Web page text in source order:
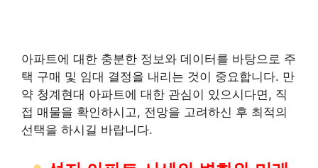
아파트에 대한 충분한 정보와 데이터를 바탕으로 주
택 구매 및 임대 결정을 내리는 것이 중요합니다. 만
약 청계현대 아파트에 대한 관심이 있으시다면, 직
접 매물을 확인하시고, 전망을 고려하신 후 최적의
선택을 하시길 바랍니다.